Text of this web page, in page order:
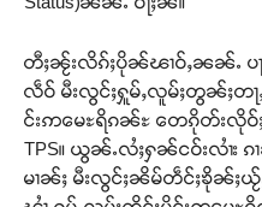
တီႈၼႂ်းလိၵ်ႈပိုၼ်ၽၢဝ်ႇၼၼ်ႉ ပႃးဝႆ
လဵဝ် မီးလွင်ႈႁူမ်ႇလူမ်ႈတွၼ်ႈတႃ
င်းဢမေႊရိၵၼ်ႊ တေၵိုတ်းလိုဝ်
TPS။ ယွၼ်ႉလႆႈႁၼ်ငဝ်းလၢႆး ၵ
မၢၼ်ႈ မီးလွင်ႈၼိမ်တဵင်ႈၶိုၼ်ႈယႂ်